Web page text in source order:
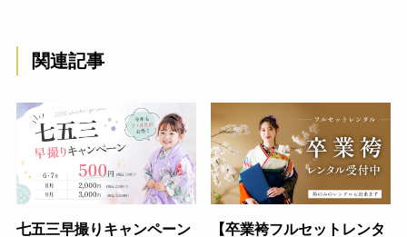
関連記事
七五三早撮りキャンペーン 【卒業袴フルセットレンタ